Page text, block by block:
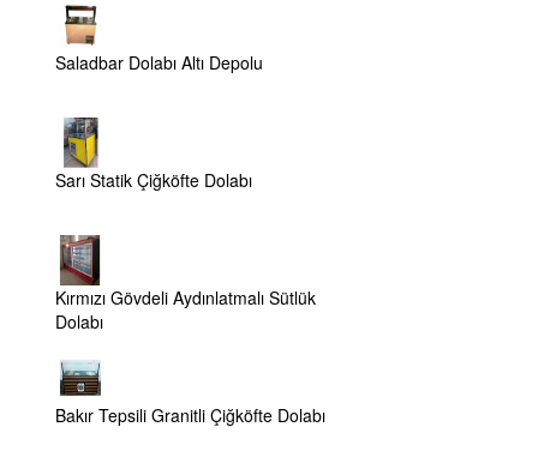
Saladbar Dolabı Altı Depolu
Sarı Statik Çiğköfte Dolabı
Kırmızı Gövdeli Aydınlatmalı Sütlük
Dolabı
Bakır Tepsili Granitli Çiğköfte Dolabı